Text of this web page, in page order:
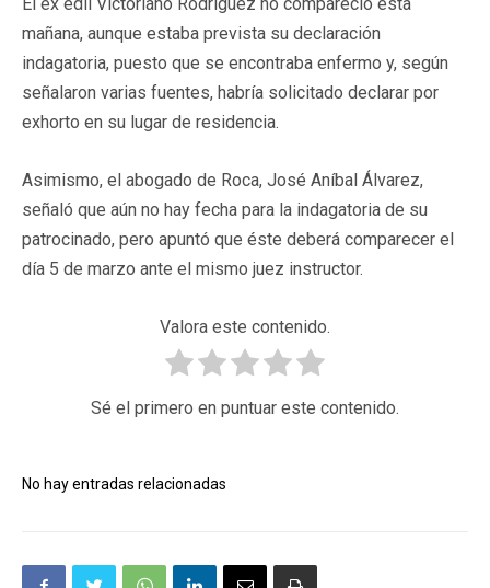
mañana, aunque estaba prevista su declaración
indagatoria, puesto que se encontraba enfermo y, según
señalaron varias fuentes, habría solicitado declarar por
exhorto en su lugar de residencia.
Asimismo, el abogado de Roca, José Aníbal Álvarez,
señaló que aún no hay fecha para la indagatoria de su
patrocinado, pero apuntó que éste deberá comparecer el
día 5 de marzo ante el mismo juez instructor.
Valora este contenido.
Sé el primero en puntuar este contenido.
No hay entradas relacionadas